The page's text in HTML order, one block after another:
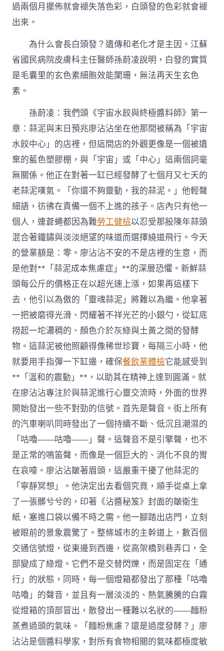
過兩個月擺佈就會褪失落色彩，白頭發的色彩就會褪
出來。
為什么會長白頭發？遺傳和老化才是主因。江蘇
省國民病院皮膚科主任醫師孫蔚凌說明，白發的實質
是毛囊里的玄色素細胞效能闌珊，無法再天生玄色
素。
孫蔚凌：我們頭《宇宙水餃與終極醬料師》第一
章：蒜泥與末日預兆廖沾沾坐在他那間被稱為「宇宙
水餃中心」的店裡，但這間店的外觀更像是一個被遺
棄的藍色塑膠棚，與「宇宙」或「中心」這兩個詞毫
無關係。他正在對著一缸已經發酵了七個月又七天的
老蒜泥嘆氣。「你還不夠靈動，我的蒜泥。」他輕聲
細語，彷彿在責備一個不上進的孩子。店內只有他一
個人，連蒼蠅都因為難勞工健檢以忍受那股陳年蒜頭
混合著鐵鏽與淡淡絕望的味道而選擇繞道飛行。今天
的營業額是：零。廖沾沾不安的不是店裡的生意，而
是他對**「蒜泥成本焦慮症」**的深層恐懼。新鮮蒜
頭每公斤的價格正在以超光速上漲，如果再這樣下
去，他引以為傲的「靈魂蒜泥」將難以為繼。他拿著
一把被磨得光滑、閃耀著不祥光芒的小銀勺，從缸底
撈起一坨濃稠的、顏色介於灰綠與土黃之間的發酵
物。這蒜泥被他照顧得像稀世珍寶，每隔三小時，他
就要用手指彈一下缸邊，確保餐飲業體檢它能感受到
**「溫和的震動」**，以助其在精神上達到圓滿。就
在廖沾沾專注於與蒜泥進行心靈交流時，外面的世界
開始發出一些不對勁的信號。首先是聲音。街上所有
的汽車喇叭同時發出了一個持續不斷、低沉且潮濕的
「咕嚕——咕嚕——」聲。這聲音不是引擎聲，也不
是正常的鳴笛聲，而像是一個巨大的、消化不良的胃
在哀嚎。廖沾沾皺著眉頭，這嚴重干擾了他蒜泥的
「寧靜冥想」。他決定出去看個究竟，順手從桌上拿
了一張髒兮兮的，印著《沾醬秘笈》封面的皺衛生
紙，塞進口袋以備不時之需。他一腳踏出店門，立刻
被眼前的景象震驚了。整條城市的主幹道上，數百個
交通信號燈，從東邊到西邊，從高架橋到巷弄口，全
部變成了綠燈。它們不是交替閃爍，而是固定在「通
行」的狀態，同時，每一個燈箱都發出了那種「咕嚕
咕嚕」的聲音，並且有一層淡淡的、熱氣騰騰的白霧
從燈箱的頂部冒出，散發出一種難以名狀的——麵粉
蒸煮過頭的氣味。「麵粉焦慮？還是過度發酵？」廖
沾沾是個醬料學家，對所有食物相關的氣味都極度敏